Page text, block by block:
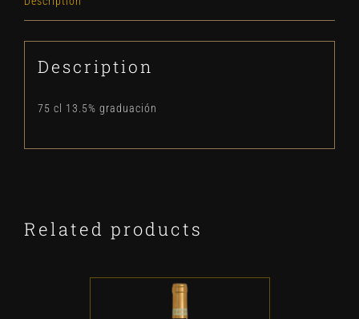
Description
75 cl 13.5% graduación
Related products